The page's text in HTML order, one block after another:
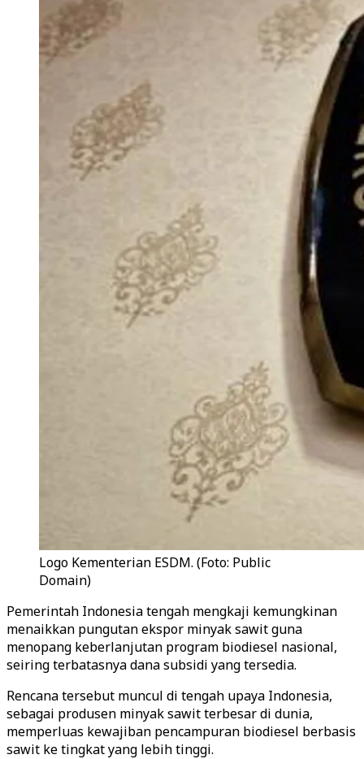
Logo Kementerian ESDM. (Foto: Public
Domain)
Pemerintah Indonesia tengah mengkaji kemungkinan
menaikkan pungutan ekspor minyak sawit guna
menopang keberlanjutan program biodiesel nasional,
seiring terbatasnya dana subsidi yang tersedia.
Rencana tersebut muncul di tengah upaya Indonesia,
sebagai produsen minyak sawit terbesar di dunia,
memperluas kewajiban pencampuran biodiesel berbasis
sawit ke tingkat yang lebih tinggi.